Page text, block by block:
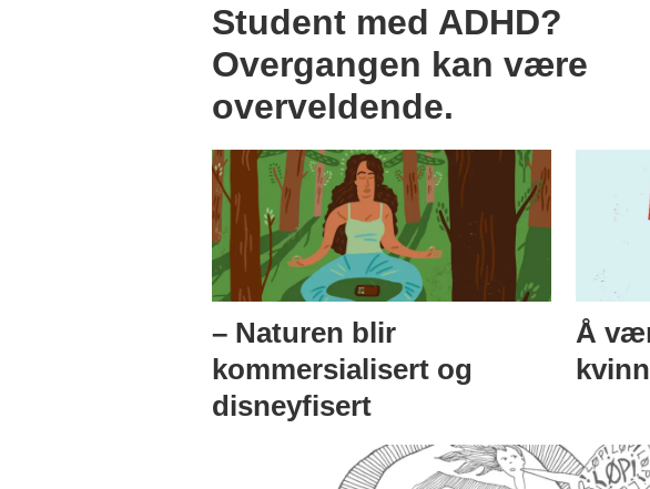
Student med ADHD?
Overgangen kan være
overveldende.
– Naturen blir
kommersialisert og
disneyfisert
Å